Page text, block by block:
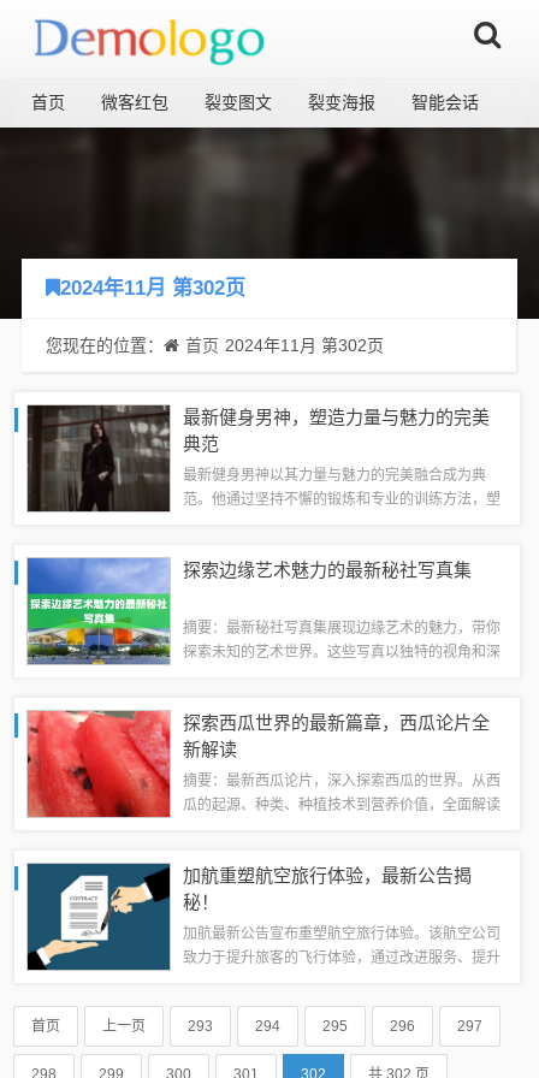
首页 微客红包 裂变图文 裂变海报 智能会话
2024年11月 第302页
您现在的位置： 首页 2024年11月 第302页
最新健身男神，塑造力量与魅力的完美
典范
最新健身男神以其力量与魅力的完美融合成为典
范。他通过坚持不懈的锻炼和专业的训练方法，塑
完美的身体。他的存在为健身界注入了新的活力...
探索边缘艺术魅力的最新秘社写真集
摘要：最新秘社写真集展现边缘艺术的魅力，带你
探索未知的艺术世界。这些写真以独特的视角和深
可能性和创造力，探索艺术的边缘和深度。这些...
探索西瓜世界的最新篇章，西瓜论片全
新解读
摘要：最新西瓜论片，深入探索西瓜的世界。从西
瓜的起源、种类、种植技术到营养价值，全面解读
乐趣。让我们一起领略西瓜的世界，享受美味...
加航重塑航空旅行体验，最新公告揭
秘！
加航最新公告宣布重塑航空旅行体验。该航空公司
致力于提升旅客的飞行体验，通过改进服务、提升
加舒适便捷的航空旅行环境。此次重塑计划旨在满
足旅客不断变化的需求，提高客户满意度，进...
首页 上一页 293 294 295 296 297
298 299 300 301 302 共 302 页